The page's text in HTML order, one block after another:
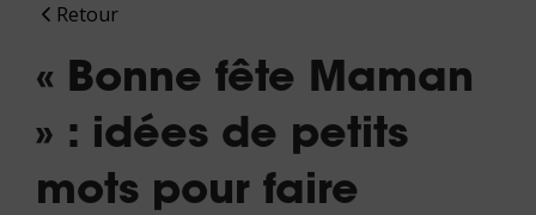
Retour
« Bonne fête Maman
» : idées de petits
mots pour faire